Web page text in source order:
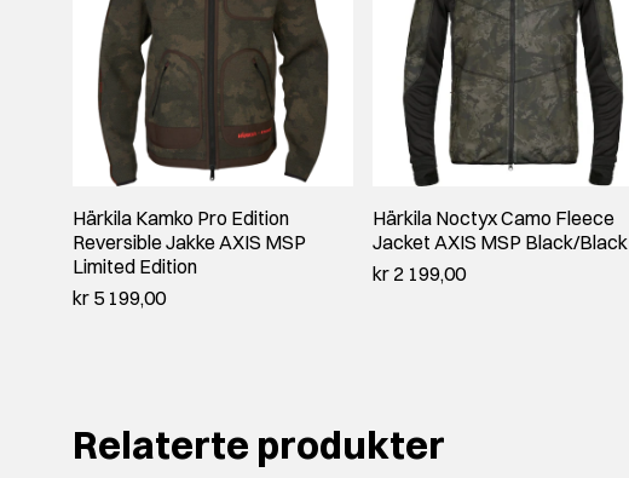
Härkila Kamko Pro Edition
Reversible Jakke AXIS MSP
Limited Edition
kr 5 199,00
Härkila Noctyx Camo Fleece
Jacket AXIS MSP Black/Black
kr 2 199,00
Relaterte produkter